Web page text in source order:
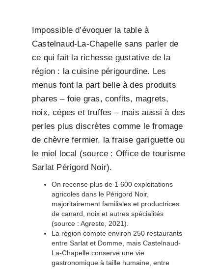
Impossible d’évoquer la table à
Castelnaud-La-Chapelle sans parler de
ce qui fait la richesse gustative de la
région : la cuisine périgourdine. Les
menus font la part belle à des produits
phares – foie gras, confits, magrets,
noix, cèpes et truffes – mais aussi à des
perles plus discrètes comme le fromage
de chèvre fermier, la fraise gariguette ou
le miel local (source : Office de tourisme
Sarlat Périgord Noir).
On recense plus de 1 600 exploitations
agricoles dans le Périgord Noir,
majoritairement familiales et productrices
de canard, noix et autres spécialités
(source : Agreste, 2021).
La région compte environ 250 restaurants
entre Sarlat et Domme, mais Castelnaud-
La-Chapelle conserve une vie
gastronomique à taille humaine, entre